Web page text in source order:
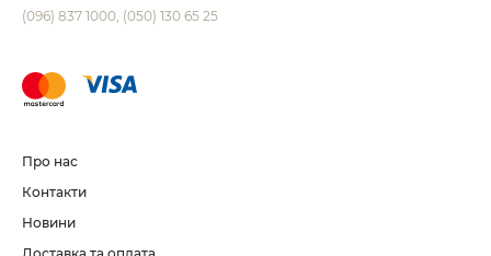
(096) 837 1000 (050) 130 65 25
Про нас
Контакти
Новини